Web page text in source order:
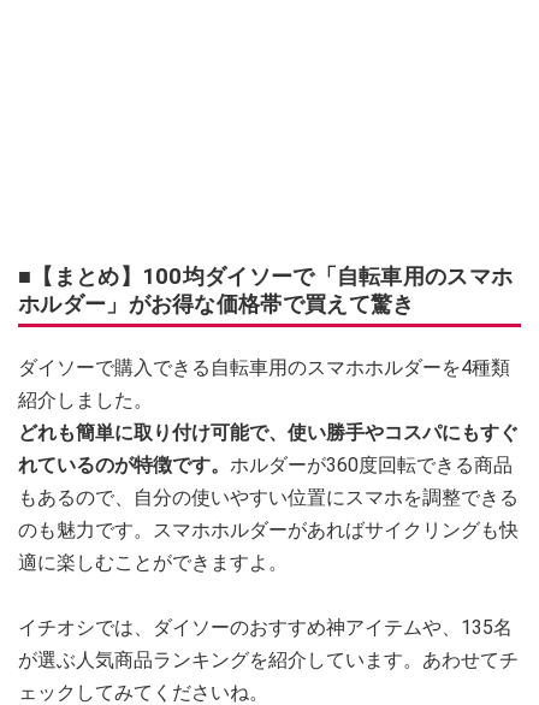
■【まとめ】100均ダイソーで「自転車用のスマホ
ホルダー」がお得な価格帯で買えて驚き
ダイソーで購入できる自転車用のスマホホルダーを4種類
紹介しました。
どれも簡単に取り付け可能で、使い勝手やコスパにもすぐ
れているのが特徴です。 ホルダーが360度回転できる商品
もあるので、自分の使いやすい位置にスマホを調整できる
のも魅力です。スマホホルダーがあればサイクリングも快
適に楽しむことができますよ。
イチオシでは、ダイソーのおすすめ神アイテムや、135名
が選ぶ人気商品ランキングを紹介しています。あわせてチ
ェックしてみてくださいね。